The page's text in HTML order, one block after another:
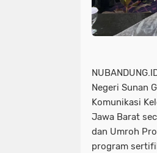
Negeri Sunan
Komunikasi
Jawa Barat
dan Umroh
program